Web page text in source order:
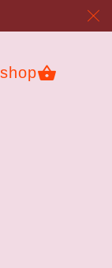
shop